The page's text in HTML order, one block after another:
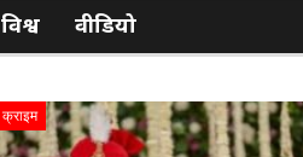
विश्व वीडियो
क्राइम